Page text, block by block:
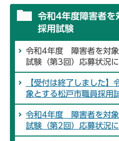
令和4年度障害者を
採用試験
令和4年度 障害者を対象
試験（第3回）応募状況
【受付は終了しました
象とする松戸市職員採用
令和4年度 障害者を対象
試験（第2回）応募状況